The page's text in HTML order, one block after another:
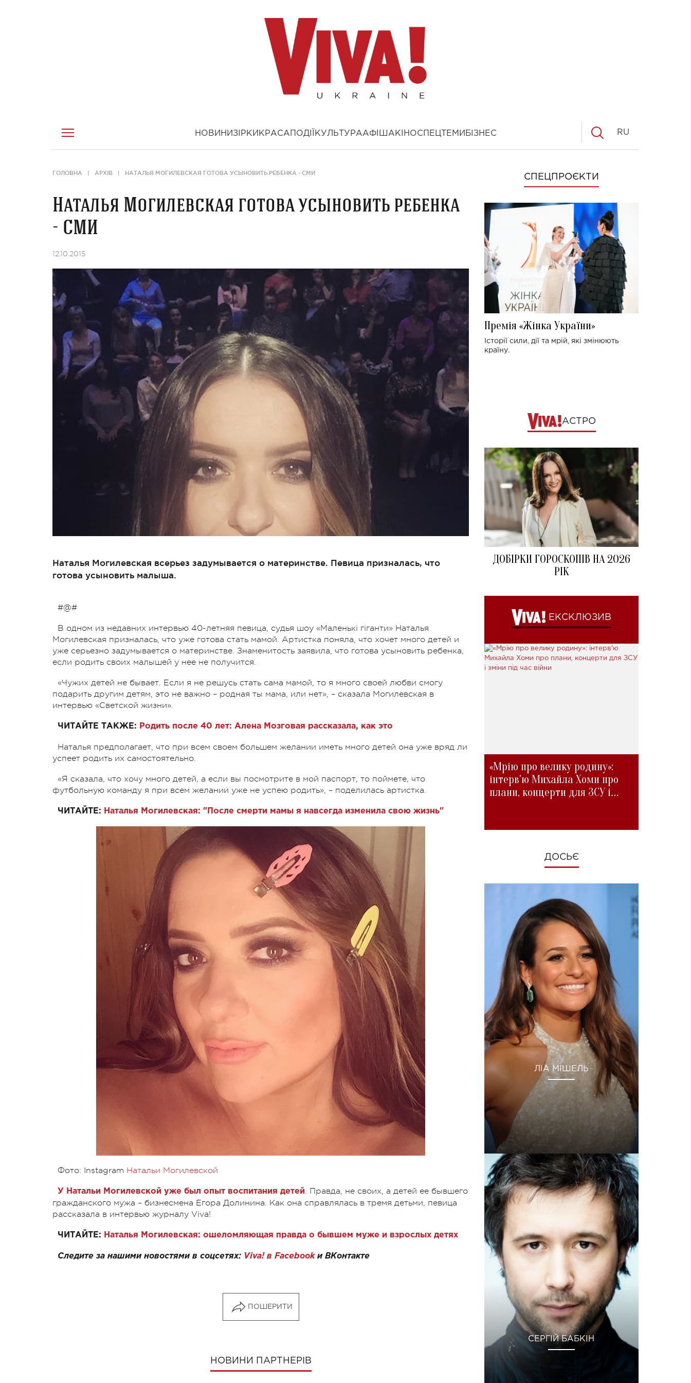
НОВИНИ ЗІРКИ КРАСА ПОДІЇ КУЛЬТУРААФІША КІНОСПЕЦТЕМИ БІЗНЕС RU
ГОЛОВНА АРХІВ НАТАЛЬЯ МОГИЛЕВСКАЯ ГОТОВА УСЫНОВИТЬ РЕБЕНКА - СМИ
Наталья Могилевская готова усыновить ребенка
- СМИ
12.10.2015
Наталья Могилевская всерьез задумывается о материнстве. Певица призналась, что
готова усыновить малыша.
#@#
В одном из недавних интервью 40-летняя певица, судья шоу «Маленькі гіганти» Наталья
Могилевская призналась, что уже готова стать мамой. Артистка поняла, что хочет много детей и
уже серьезно задумывается о материнстве. Знаменитость заявила, что готова усыновить ребенка,
если родить своих малышей у нее не получится.
«Чужих детей не бывает. Если я не решусь стать сама мамой, то я много своей любви смогу
подарить другим детям, это не важно – родная ты мама, или нет», – сказала Могилевская в
интервью «Светской жизни».
ЧИТАЙТЕ ТАКЖЕ: Родить после 40 лет: Алена Мозговая рассказала, как это
Наталья предполагает, что при всем своем большем желании иметь много детей она уже вряд ли
успеет родить их самостоятельно.
«Я сказала, что хочу много детей, а если вы посмотрите в мой паспорт, то поймете, что
футбольную команду я при всем желании уже не успею родить», – поделилась артистка.
ЧИТАЙТЕ: Наталья Могилевская: "После смерти мамы я навсегда изменила свою жизнь"
Фото: Instagram Натальи Могилевской
У Натальи Могилевской уже был опыт воспитания детей. Правда, не своих, а детей ее бывшего
гражданского мужа – бизнесмена Егора Долинина. Как она справлялась в тремя детьми, певица
рассказала в интервью журналу Viva!
ЧИТАЙТЕ: Наталья Могилевская: ошеломляющая правда о бывшем муже и взрослых детях
Следите за нашими новостями в соцсетях: Viva! в Facebookи ВКонтакте
ПОШЕРИТИ
НОВИНИ ПАРТНЕРІВ
СПЕЦПРОЄКТИ
Премія «Жінка України»
Історії сили, дії та мрій, які змінюють
країну.
АСТРО
ДОБІРКИ ГОРОСКОПІВ НА 2026
РІК
ЕКСКЛЮЗИВ
«Мрію про велику родину»:
інтерв'ю Михайла Хоми про
плани, концерти для ЗСУ і
ДОСЬЄ
ЛІА МІШЕЛЬ
СЕРГІЙ БАБКІН